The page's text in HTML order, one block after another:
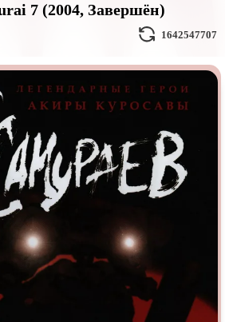
Ангелы и Демоны
Гении
Киберпанк
Наркотики
Основанное нареальных
событиях
Кураж-Бамбей
жестокость
7 (2004, Завершён)
1642547707